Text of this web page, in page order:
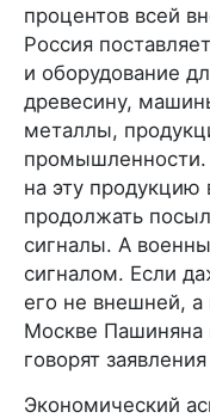
процентов всей
Россия
и оборудование
древесину,
металлы,
промышленности.
на эту продукцию
продолжать
сигналы. А
сигналом. Если
его не внешней, а
Москве Пашиняна
говорят
Экономический